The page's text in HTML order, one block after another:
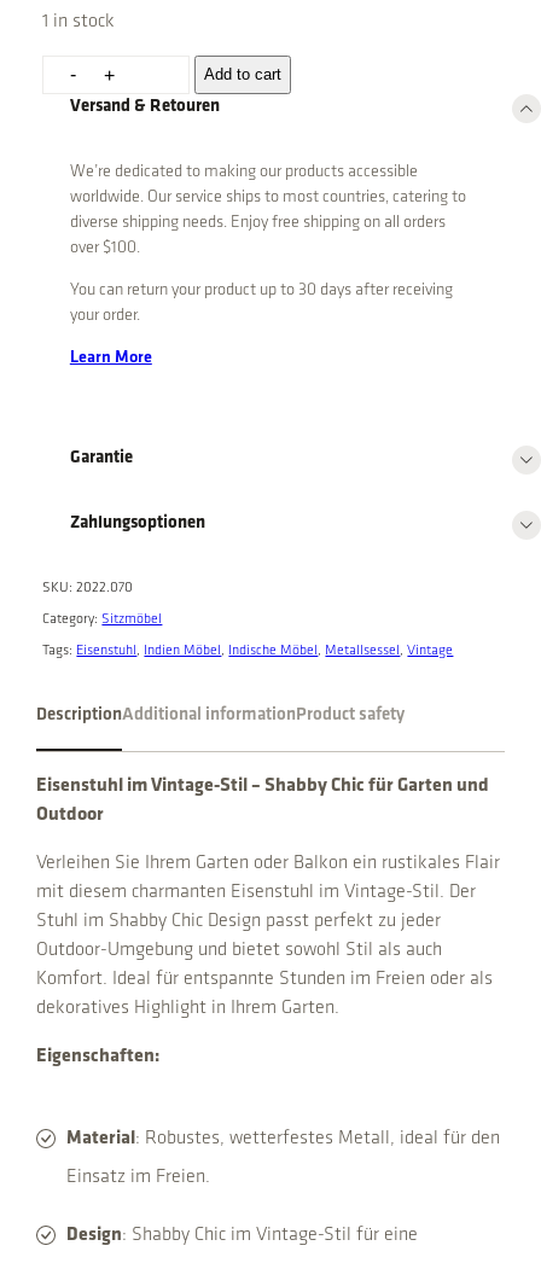
1 in stock
u
a
n
i
- +
Add to cart
Versand & Retouren
We’re dedicated to making our products accessible
worldwide. Our service ships to most countries, catering to
diverse shipping needs. Enjoy free shipping on all orders
over $100.
You can return your product up to 30 days after receiving
your order.
Learn More
Garantie
Zahlungsoptionen
SKU: 2022.070
Category: Sitzmöbel
Tags: Eisenstuhl, Indien Möbel, Indische Möbel, Metallsessel, Vintage
DescriptionAdditional informationProduct safety
Eisenstuhl im Vintage-Stil – Shabby Chic für Garten und
Outdoor
Verleihen Sie Ihrem Garten oder Balkon ein rustikales Flair
mit diesem charmanten Eisenstuhl im Vintage-Stil. Der
Stuhl im Shabby Chic Design passt perfekt zu jeder
Outdoor-Umgebung und bietet sowohl Stil als auch
Komfort. Ideal für entspannte Stunden im Freien oder als
dekoratives Highlight in Ihrem Garten.
Eigenschaften:
Material: Robustes, wetterfestes Metall, ideal für den
Einsatz im Freien.
Design: Shabby Chic im Vintage-Stil für eine